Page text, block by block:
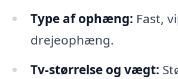
Type af ophæng: Fast,
drejeophæng.
Tv-størrelse og vægt: